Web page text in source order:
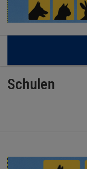
MÜNCHEN
Schulen